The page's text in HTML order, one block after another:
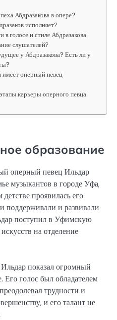
Абдразакова в опере?
исполняет?
в голосе и стиле Абдразакова
слушателей?
у Абдразакова? Есть ли у
оперный певец
карьеры оперного певца
образование
оперный певец Ильдар
музыкантов в городе Уфа,
проявилась его
поддерживали и развивали
поступил в Уфимскую
на отделение
показал огромный
Его голос был обладателем
трудности и
и его талант не